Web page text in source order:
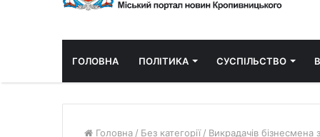
ГОЛОВНА ПОЛІТИКА СУСПІЛЬСТВО
Головна / Без категорії / Викрадачів